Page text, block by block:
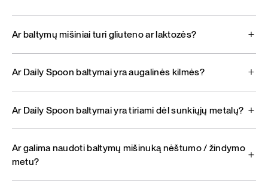
Ar baltymų mišiniai turi gliuteno ar laktozės?
Ar Daily Spoon baltymai yra augalinės kilmės?
Ar Daily Spoon baltymai yra tiriami dėl sunkiųjų metalų?
Ar galima naudoti baltymų mišinuką nėštumo / žindymo
metu?